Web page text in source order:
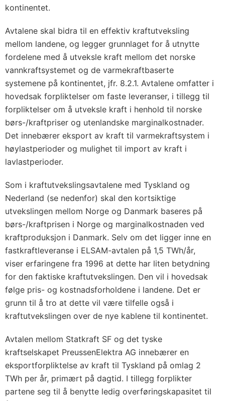
kontinentet.
Avtalene skal bidra til en effektiv kraftutveksling
mellom landene, og legger grunnlaget for å utnytte
fordelene med å utveksle kraft mellom det norske
vannkraftsystemet og de varmekraftbaserte
systemene på kontinentet, jfr. 8.2.1. Avtalene omfatter i
hovedsak forpliktelser om faste leveranser, i tillegg til
forpliktelser om å utveksle kraft i henhold til norske
børs-/kraftpriser og utenlandske marginalkostnader.
Det innebærer eksport av kraft til varmekraftsystem i
høylastperioder og mulighet til import av kraft i
lavlastperioder.
Som i kraftutvekslingsavtalene med Tyskland og
Nederland (se nedenfor) skal den kortsiktige
utvekslingen mellom Norge og Danmark baseres på
børs-/kraftprisen i Norge og marginalkostnaden ved
kraftproduksjon i Danmark. Selv om det ligger inne en
fastkraftleveranse i ELSAM-avtalen på 1,5 TWh/år,
viser erfaringene fra 1996 at dette har liten betydning
for den faktiske kraftutvekslingen. Den vil i hovedsak
følge pris- og kostnadsforholdene i landene. Det er
grunn til å tro at dette vil være tilfelle også i
kraftutvekslingen over de nye kablene til kontinentet.
Avtalen mellom Statkraft SF og det tyske
kraftselskapet PreussenElektra AG innebærer en
eksportforpliktelse av kraft til Tyskland på omlag 2
TWh per år, primært på dagtid. I tillegg forplikter
partene seg til å benytte ledig overføringskapasitet til